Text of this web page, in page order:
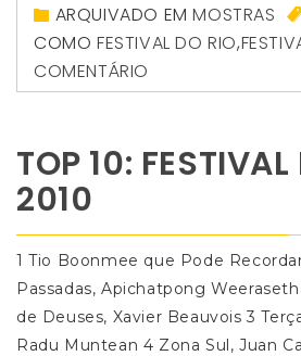
ARQUIVADO EMMOSTRAS
COMO FESTIVAL DO RIO,
COMENTÁRIO
TOP 10:
2010
1 Tio Boonmee que Pode
Passadas, Apichatpong
de Deuses, Xavier Beauvois 3
Radu Muntean 4 Zona Sul, Juan